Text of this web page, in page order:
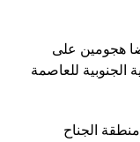
هجومين على
الجنوبية للعاصمة
الجناح